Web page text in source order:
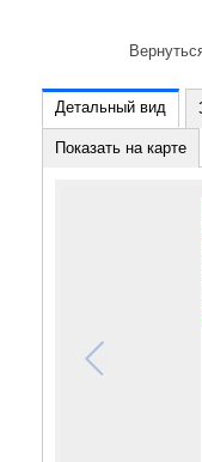
Детальный вид
Показать на карте